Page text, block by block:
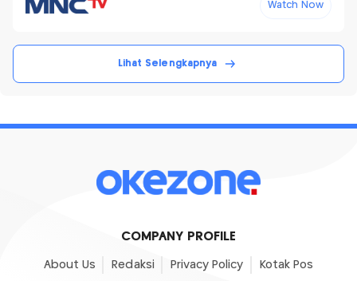
Watch Now
Lihat Selengkapnya
COMPANY PROFILE
About Us Redaksi Privacy Policy Kotak Pos